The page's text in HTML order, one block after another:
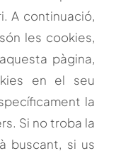
A continuació,
les cookies,
pàgina,
en el seu
la
Si no troba la
buscant, si us